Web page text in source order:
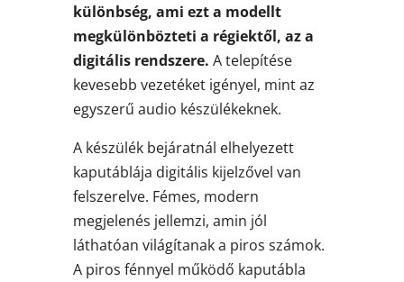
különbség, ami ezt a modellt
megkülönbözteti a régiektől, az a
digitális rendszere. A telepítése
kevesebb vezetéket igényel, mint az
egyszerű audio készülékeknek.
A készülék bejáratnál elhelyezett
kaputáblája digitális kijelzővel van
felszerelve. Fémes, modern
megjelenés jellemzi, amin jól
láthatóan világítanak a piros számok.
A piros fénnyel működő kaputábla